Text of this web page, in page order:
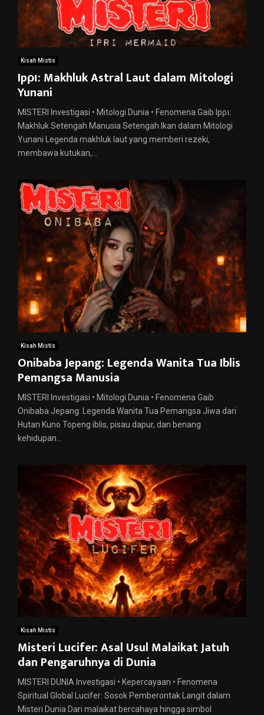
Kisah Mistis
Ipρι: Makhluk Astral Laut dalam Mitologi
Yunani
MISTERI Investigasi • Mitologi Dunia • Fenomena Gaib Ipρι:
Makhluk Setengah Manusia Setengah Ikan dalam Mitologi
Yunani Legenda makhluk laut yang memberi rezeki,
membawa kutukan,...
Kisah Mistis
Onibaba Jepang: Legenda Wanita Tua Iblis
Pemangsa Manusia
MISTERI Investigasi • Mitologi Dunia • Fenomena Gaib
Onibaba Jepang: Legenda Wanita Tua Pemangsa Jiwa dari
Hutan Kuno Topeng iblis, pisau dapur, dan benang
kehidupan...
Kisah Mistis
Misteri Lucifer: Asal Usul Malaikat Jatuh
dan Pengaruhnya di Dunia
MISTERI DUNIA Investigasi • Kepercayaan • Fenomena
Spiritual Global Lucifer: Sosok Pemberontak Langit dalam
Misteri Dunia Dari malaikat bercahaya hingga simbol